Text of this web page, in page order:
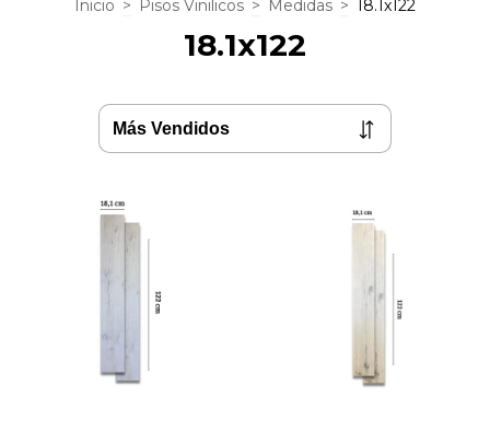
Inicio > Pisos Vinilicos > Medidas > 18.1x122
18.1x122